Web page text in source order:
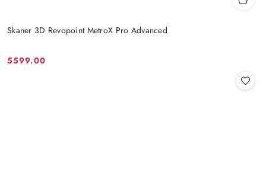
Skaner 3D Revopoint MetroX Pro Advanced
Cena:
5599.00